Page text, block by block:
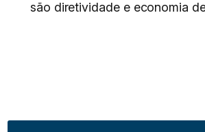
são diretividade e economia